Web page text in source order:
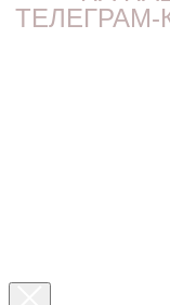
ТЕЛЕГРАМ-